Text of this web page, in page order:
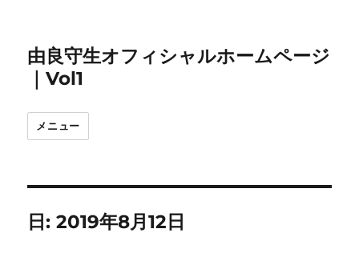
由良守生オフィシャルホームページ
｜Vol1
メニュー
日:2019年8月12日